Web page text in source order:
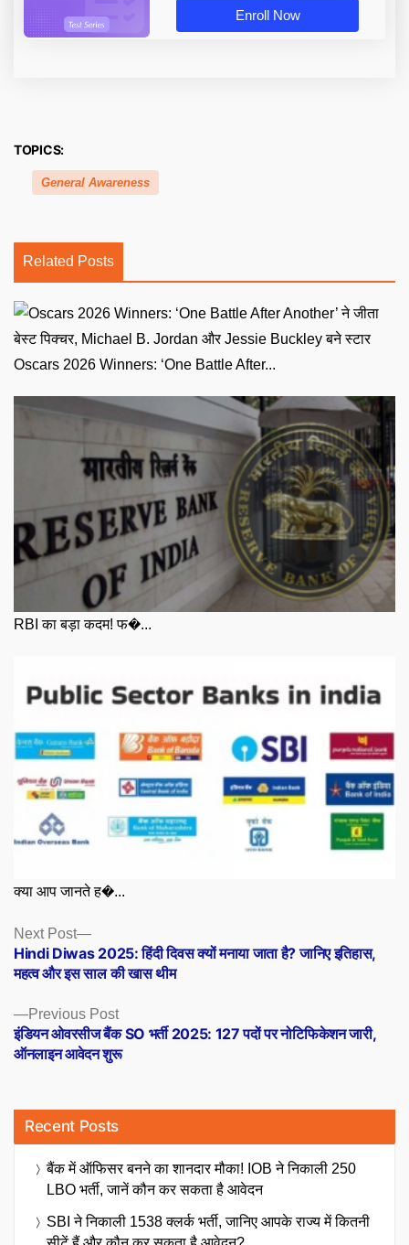
Enroll Now
TOPICS:
General Awareness
Related Posts
Oscars 2026 Winners: ‘One Battle After...
RBI का बड़ा कदम! फ�...
क्या आप जानते ह�...
Posts
navigation
Previous PostPrevious
post:
इंडियन ओवरसीज बैंक SO भर्ती 2025: 127 पदों पर नोटिफिकेशन जारी,
ऑनलाइन आवेदन शुरू
Next Post
Next
post:
Hindi Diwas 2025: हिंदी दिवस क्यों मनाया जाता है? जानिए इतिहास,
महत्व और इस साल की खास थीम
Recent Posts
बैंक में ऑफिसर बनने का शानदार मौका! IOB ने निकाली 250
LBO भर्ती, जानें कौन कर सकता है आवेदन
SBI ने निकाली 1538 क्लर्क भर्ती, जानिए आपके राज्य में कितनी